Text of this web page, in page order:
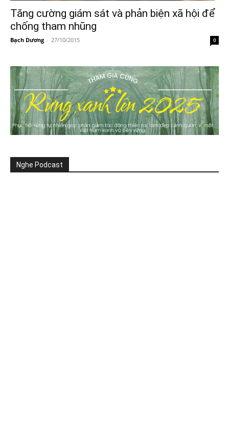
Tăng cường giám sát và phản biện xã hội để
chống tham nhũng
Bạch Dương - 27/10/2015 0
Nghe Podcast